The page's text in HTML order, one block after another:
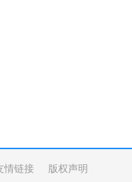
情链接
版权声明